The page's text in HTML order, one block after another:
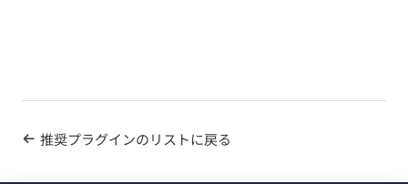
推奨プラグインのリストに戻る